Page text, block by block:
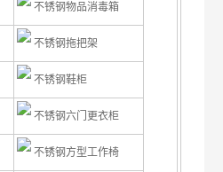
不锈钢物品消毒箱
不锈钢拖把架
不锈钢鞋柜
不锈钢六门更衣柜
不锈钢方型工作椅